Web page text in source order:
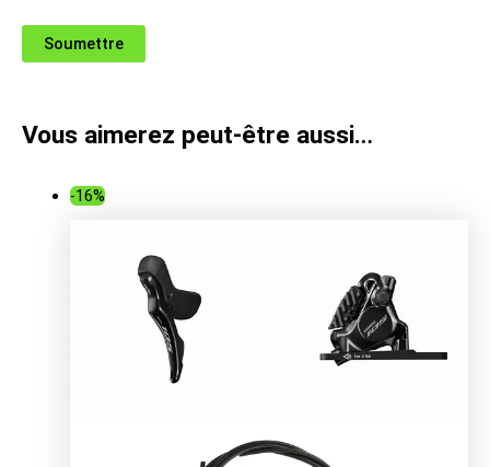
Vous aimerez peut-être aussi…
-16%